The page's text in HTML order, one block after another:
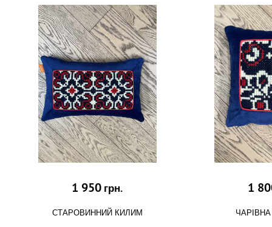
1 950 грн.
СТАРОВИННИЙ КИЛИМ
1